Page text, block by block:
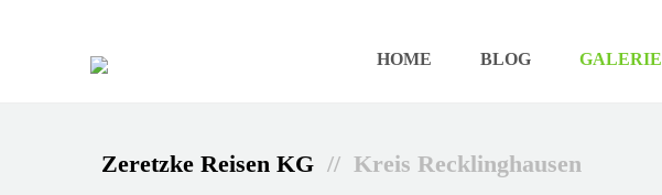
HOME BLOG GALERIE
Zeretzke Reisen KG // Kreis Recklinghausen